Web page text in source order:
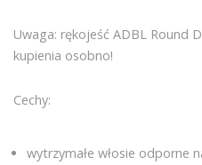
Uwaga: rękojeść ADBL Round
kupienia osobno!
Cechy:
wytrzymałe włosie odporne